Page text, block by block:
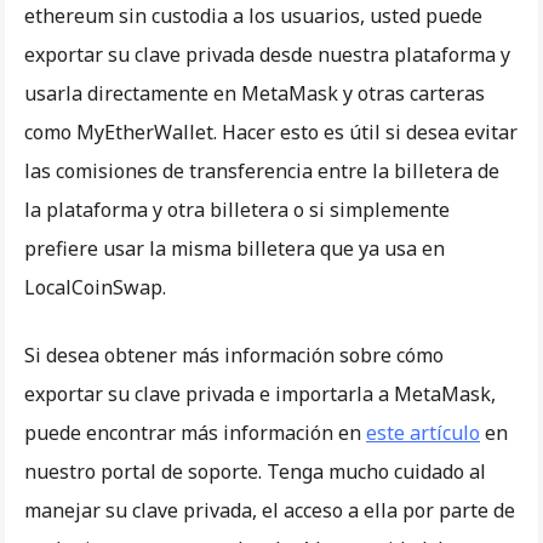
ethereum sin custodia a los usuarios, usted puede
exportar su clave privada desde nuestra plataforma y
usarla directamente en MetaMask y otras carteras
como MyEtherWallet. Hacer esto es útil si desea evitar
las comisiones de transferencia entre la billetera de
la plataforma y otra billetera o si simplemente
prefiere usar la misma billetera que ya usa en
LocalCoinSwap.
Si desea obtener más información sobre cómo
exportar su clave privada e importarla a MetaMask,
puede encontrar más información eneste artículo en
nuestro portal de soporte. Tenga mucho cuidado al
manejar su clave privada, el acceso a ella por parte de